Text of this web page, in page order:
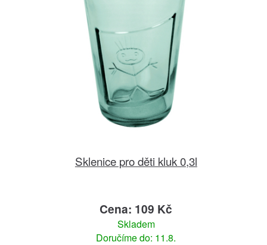
Sklenice pro děti kluk 0,3l
Cena: 109 Kč
Skladem
Doručíme do: 11.8.